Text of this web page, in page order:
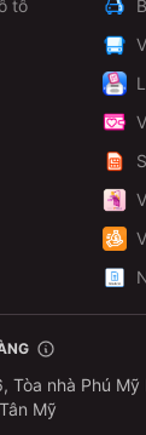
tô
Tòa nhà Phú
Mỹ